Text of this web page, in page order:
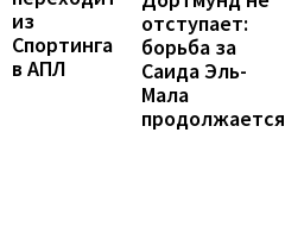
из
Спортинга
в АПЛ
отступает:
борьба за
Саида Эль-
Мала
продолжается